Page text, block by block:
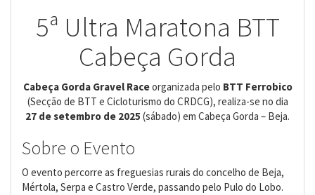
5ª Ultra Maratona BTT
Cabeça Gorda
Cabeça Gorda Gravel Raceorganizada pelo BTT Ferrobico
(Secção de BTT e Cicloturismo do CRDCG), realiza-se no dia
27 de setembro de 2025 (sábado) em Cabeça Gorda – Beja.
Sobre o Evento
O evento percorre as freguesias rurais do concelho de Beja,
Mértola, Serpa e Castro Verde, passando pelo Pulo do Lobo.